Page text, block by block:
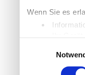
Wenn Sie es
Ihr